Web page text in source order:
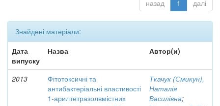
назад 1 далі
Знайдені матеріали:
Дата
випуску
Назва Автор(и)
2013
Фітотоксичні та
антибактеріальні властивості
1-арилтетразолвмістних
Ткачук (Смикун),
Наталія
Василівна;